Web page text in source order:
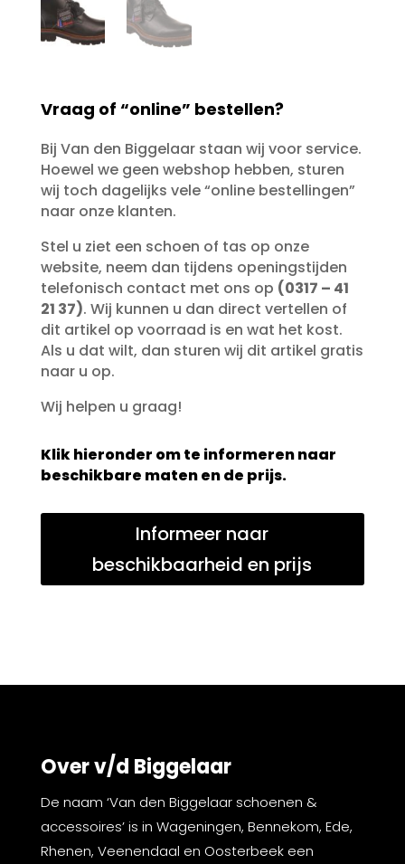
Vraag of “online” bestellen?
Bij Van den Biggelaar staan wij voor service.
Hoewel we geen webshop hebben, sturen
wij toch dagelijks vele “online bestellingen”
naar onze klanten.
Stel u ziet een schoen of tas op onze
website, neem dan tijdens openingstijden
telefonisch contact met ons op (0317 – 41
21 37). Wij kunnen u dan direct vertellen of
dit artikel op voorraad is en wat het kost.
Als u dat wilt, dan sturen wij dit artikel gratis
naar u op.
Wij helpen u graag!
Klik hieronder om te informeren naar
beschikbare maten en de prijs.
Informeer naar
beschikbaarheid en prijs
Over v/d Biggelaar
De naam ‘Van den Biggelaar schoenen &
accessoires’ is in Wageningen, Bennekom, Ede,
Rhenen, Veenendaal en Oosterbeek een